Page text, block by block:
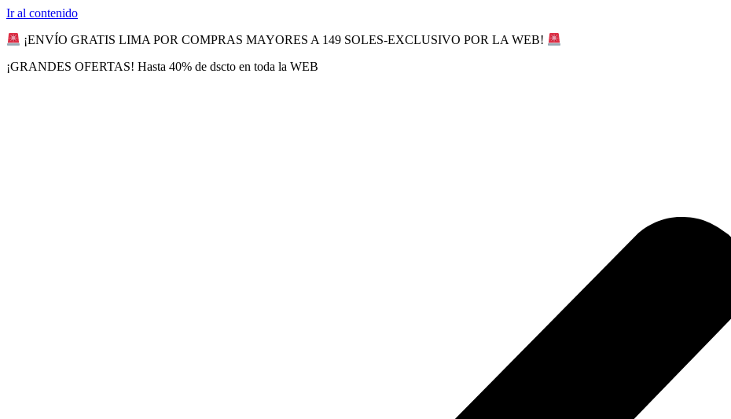
Ir al contenido
¡ENVÍO GRATIS LIMA POR COMPRAS MAYORES A 149 SOLES-EXCLUSIVO POR LA WEB!
¡GRANDES OFERTAS! Hasta 40% de dscto en toda la WEB